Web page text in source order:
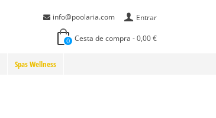
Entrar
info@poolaria.com
0 Cesta de compra -0,00 €
Spas Wellness